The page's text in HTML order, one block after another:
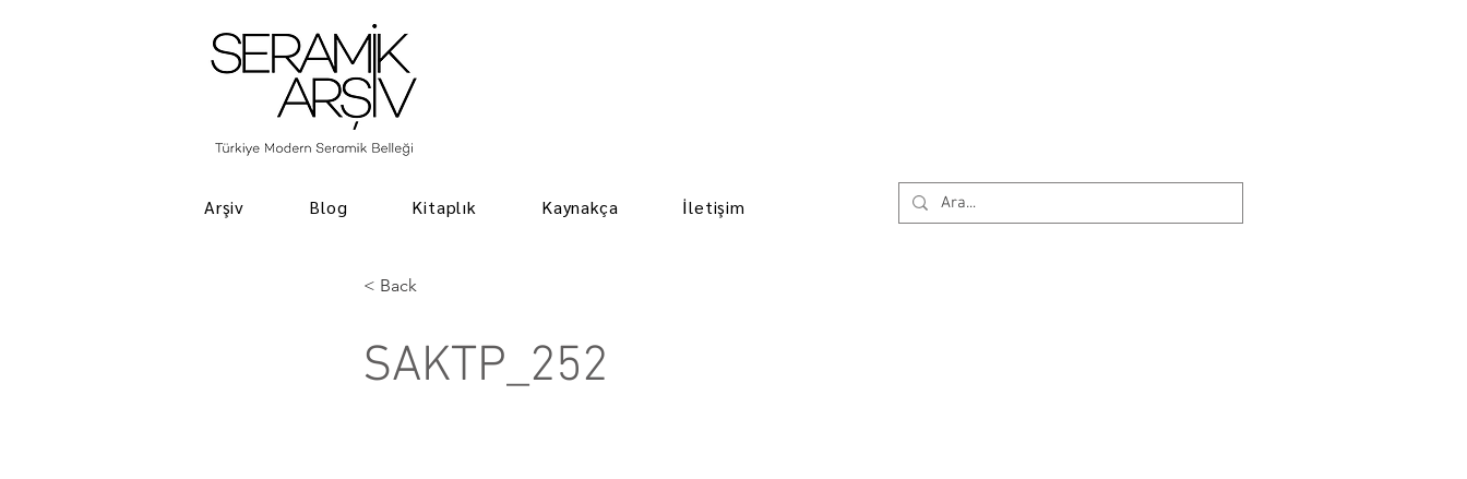
Arşiv Blog Kitaplık Kaynakça İletişim
< Back
SAKTP_252